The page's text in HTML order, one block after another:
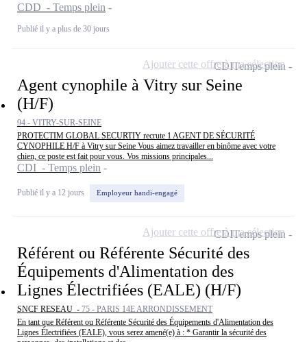
CDD - Temps plein
Publié il y a plus de 30 jours
Agent cynophile à Vitry sur Seine
(H/F)
94 - VITRY-SUR-SEINE
PROTECTIM GLOBAL SECURTIY recrute 1 AGENT DE SÉCURITÉ
CYNOPHILE H/F à Vitry sur Seine Vous aimez travailler en binôme avec votre
chien, ce poste est fait pour vous. Vos missions principales...
CDI - Temps plein
Publié il y a 12 jours Employeur handi-engagé
CDITemps plein
Ajouter cette offre à ma sélection
Référent ou Référente Sécurité des
Équipements d'Alimentation des
Lignes Électrifiées (EALE) (H/F)
SNCF RESEAU - 75 - PARIS 14E ARRONDISSEMENT
En tant que Référent ou Référente Sécurité des Équipements d'Alimentation des
Lignes Électrifiées (EALE), vous serez amené(e) à : * Garantir la sécurité des
CDITemps plein
Ajouter cette offre à ma sélection